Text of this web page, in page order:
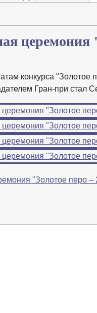
церемония
конкурса
Гран-при стал